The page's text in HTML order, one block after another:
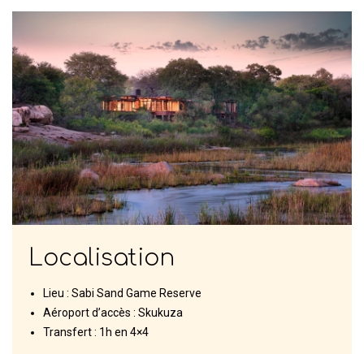
Localisation
Lieu : Sabi Sand Game Reserve
Aéroport d’accès : Skukuza
Transfert : 1h en 4×4